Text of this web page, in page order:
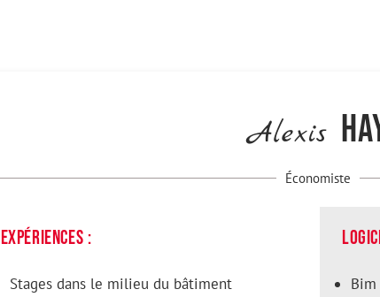
Alexis
Économiste
expériences :
Stages dans le milieu du bâtiment